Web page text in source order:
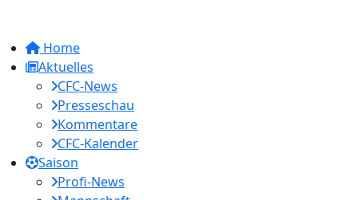
Home
Aktuelles
CFC-News
Presseschau
Kommentare
CFC-Kalender
Saison
Profi-News